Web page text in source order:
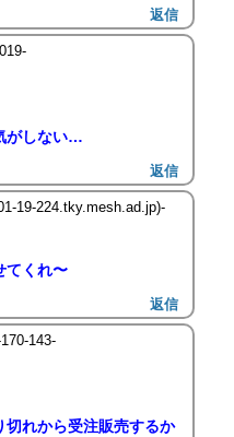
返信
がしない…
返信
19-224.tky.mesh.ad.jp)-
てくれ〜
返信
143-
切れから受注販売するか